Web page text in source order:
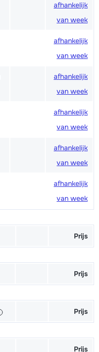
afhankelijk
van week
afhankelijk
van week
afhankelijk
van week
afhankelijk
van week
afhankelijk
van week
afhankelijk
van week
Prijs
van week
van week
van week
Prijs
van week
van week
Prijs
van week
Prijs